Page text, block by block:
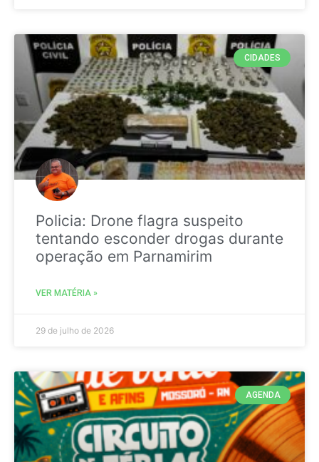
CIDADES
Policia: Drone flagra suspeito
tentando esconder drogas durante
operação em Parnamirim
VER MATÉRIA »
29 de julho de 2026
AGENDA